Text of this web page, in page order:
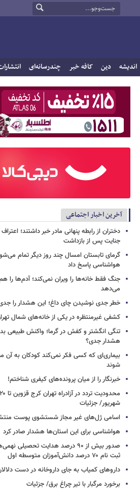
اندیشه دین کافه خبر چندرسانه‌ای
آخرین اخبار اجتماعی
دختران از رابطه پنهانی مادر خبر داشتند؛
جنایت پس از بازداشت
گرمای تابستان امسال چند روز دیگر تمام
هواشناسی پاسخ داد
جنگ فقط خانه‌ها را ویران نمی‌کند؛ آدم‌ها را
می‌دهد
خطر جدی نوشیدن چای داغ؛ این هشدار را
کشفی غیرمنتظره در یکی از خانه‌های شمال
تنگی انگشتر و کفش در گرما؛ واکنش طبیعی
هشدار جدی؟
بیماری‌ای که کسی فکر نمی‌کند کودکان به آن
شوند
خبرنگار را از میان پرونده‌های کیفری شناختم!
محدودیت تردد در آزادراه تهران کرج قزوین تا ۲۰
شهریور/ جزئیات
اسامی ژل‌های غیر مجاز شستشوی پوست
هواشناسی برای این استان‌ها هشدار صادر کرد
صدور بیش از ۹۰ درصد هدایت تحصیلی
ثبت نام ۷۰ درصد دانش‌آموزان متوسطه اول
داروهای کمیاب به جای داروخانه در دست
برخورد مرگبار با تیر چراغ برق/ جزئیات